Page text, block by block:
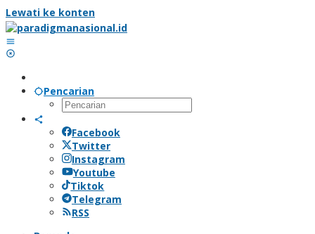
Lewati ke konten
Pencarian
Facebook
Twitter
Instagram
Youtube
Tiktok
Telegram
RSS